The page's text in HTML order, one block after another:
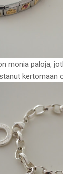
monia paloja,
kertomaan